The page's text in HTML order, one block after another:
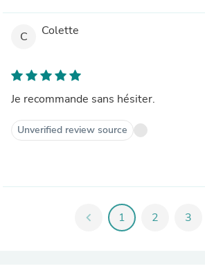
C Colette
Je recommande sans hésiter.
Unverified review source
chevron_left 1 2 3